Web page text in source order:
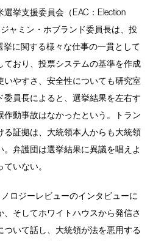
挙支援委員会（EAC：Election
ジャミン・ホブランド委員長は、投
に関する様々な仕事の一貫として
ており、投票システムの基準を作成
いやすさ、安全性についても研究室
員長によると、選挙結果を左右す
動事故はなかったという。トラン
る証拠は、大統領本人からも大統領
弁護団は選挙結果に異議を唱えよ
いない。
ロジーレビューのインタビューに
そしてホワイトハウスから発信さ
いて話し、大統領が法を悪用する